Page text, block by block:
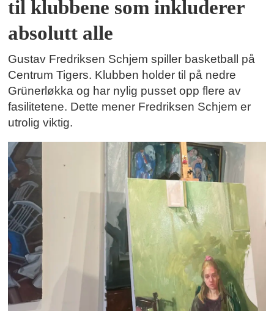
til klubbene som inkluderer
absolutt alle
Gustav Fredriksen Schjem spiller basketball på
Centrum Tigers. Klubben holder til på nedre
Grünerløkka og har nylig pusset opp flere av
fasilitetene. Dette mener Fredriksen Schjem er
utrolig viktig.